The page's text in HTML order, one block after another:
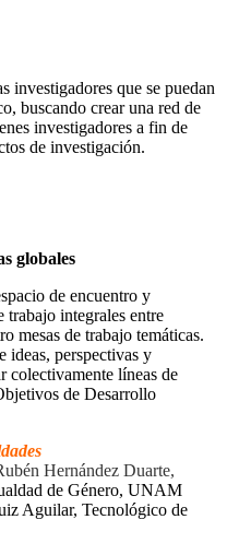
investigadores que se puedan
buscando crear una red de
investigadores a fin de
de investigación.
globales
de encuentro y
trabajo integrales entre
mesas de trabajo temáticas.
ideas, perspectivas y
colectivamente líneas de
de Desarrollo
Hernández Duarte,
de Género, UNAM
Aguilar, Tecnológico de